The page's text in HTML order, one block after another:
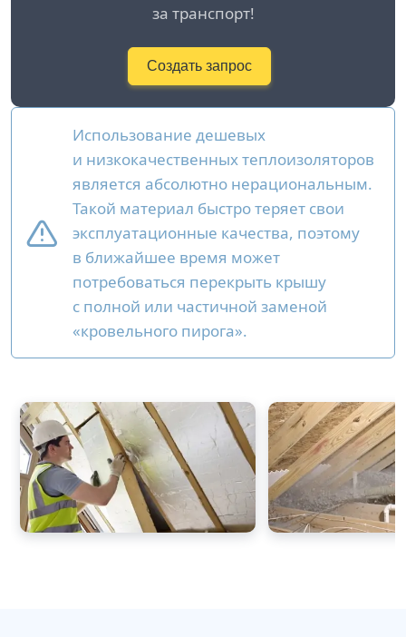
за транспорт!
Создать запрос
Использование дешевых
и низкокачественных теплоизоляторов
является абсолютно нерациональным.
Такой материал быстро теряет свои
эксплуатационные качества, поэтому
в ближайшее время может
потребоваться перекрыть крышу
с полной или частичной заменой
«кровельного пирога».